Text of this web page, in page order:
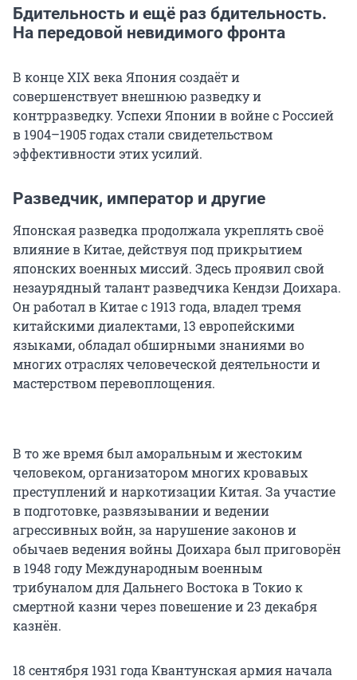
Бдительность и ещё раз бдительность.
На передовой невидимого фронта
В конце XIX века Япония создаёт и
совершенствует внешнюю разведку и
контрразведку. Успехи Японии в войне с Россией
в 1904–1905 годах стали свидетельством
эффективности этих усилий.
Разведчик, император и другие
Японская разведка продолжала укреплять своё
влияние в Китае, действуя под прикрытием
японских военных миссий. Здесь проявил свой
незаурядный талант разведчика Кендзи Доихара.
Он работал в Китае с 1913 года, владел тремя
китайскими диалектами, 13 европейскими
языками, обладал обширными знаниями во
многих отраслях человеческой деятельности и
мастерством перевоплощения.
В то же время был аморальным и жестоким
человеком, организатором многих кровавых
преступлений и наркотизации Китая. За участие
в подготовке, развязывании и ведении
агрессивных войн, за нарушение законов и
обычаев ведения войны Доихара был приговорён
в 1948 году Международным военным
трибуналом для Дальнего Востока в Токио к
смертной казни через повешение и 23 декабря
казнён.
18 сентября 1931 года Квантунская армия начала